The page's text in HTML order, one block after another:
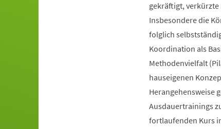
gekräftigt,
Insbesondere die
folglich
Koordination als
Methodenvielfalt
hauseigenen
Herangehensweise
Ausdauertrainings
fortlaufenden Kurs